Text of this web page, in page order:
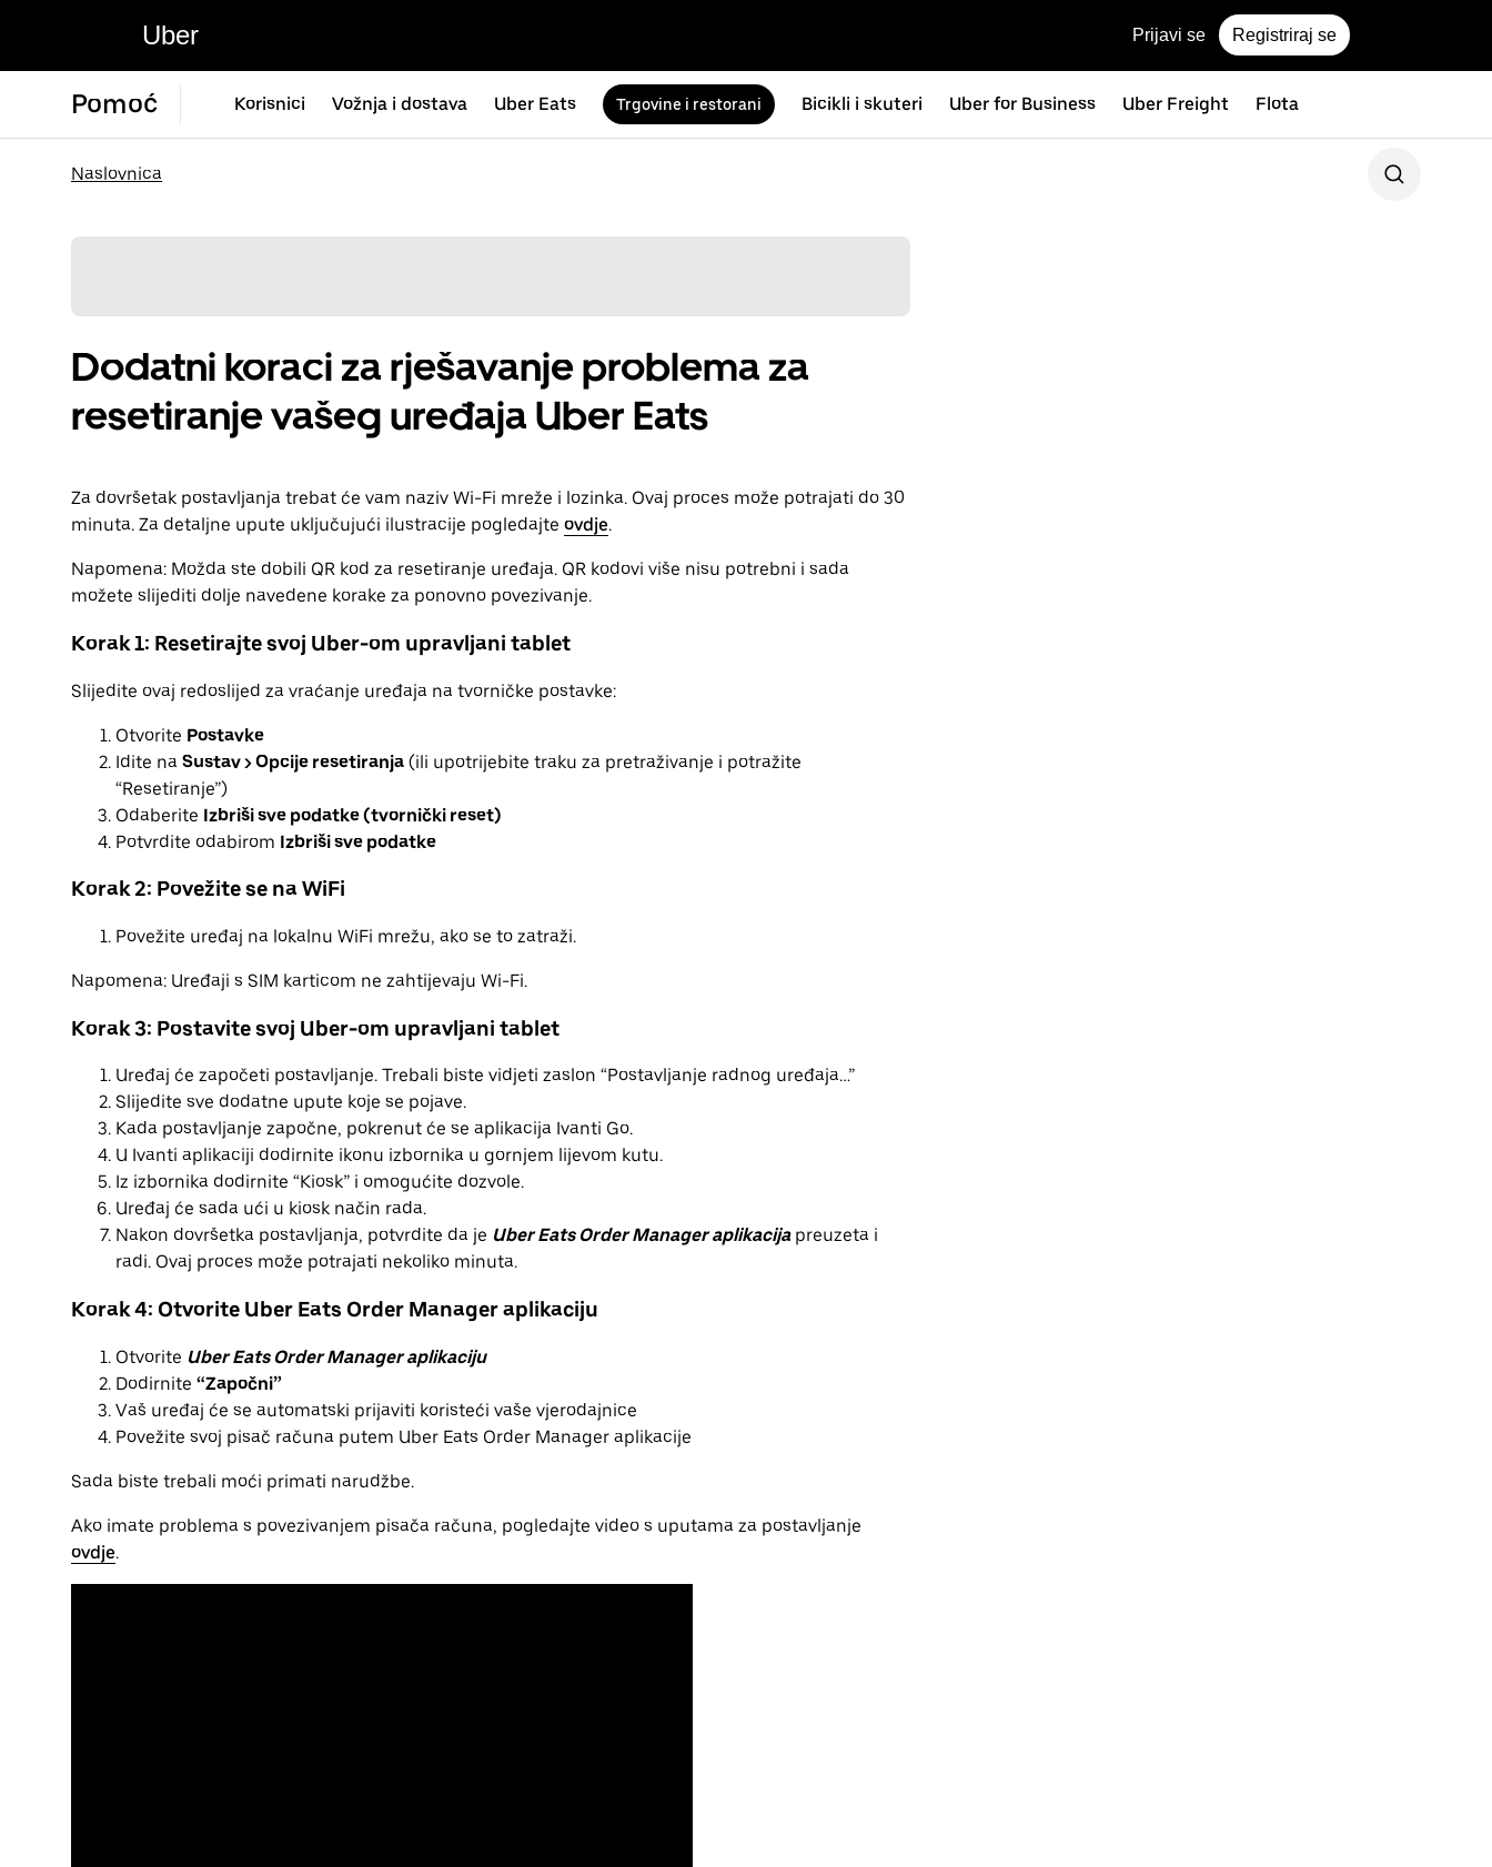
Uber Prijavi se Registriraj se
Pomoć Korisnici Vožnja i dostava Uber Eats Trgovine i restorani Bicikli i skuteri Uber for Business Uber Freight Flota
Naslovnica
Dodatni koraci za rješavanje problema za
resetiranje vašeg uređaja Uber Eats
Za dovršetak postavljanja trebat će vam naziv Wi-Fi mreže i lozinka. Ovaj proces može potrajati do 30
minuta. Za detaljne upute uključujući ilustracije pogledajte ovdje.
Napomena: Možda ste dobili QR kod za resetiranje uređaja. QR kodovi više nisu potrebni i sada
možete slijediti dolje navedene korake za ponovno povezivanje.
Korak 1: Resetirajte svoj Uber-om upravljani tablet
Slijedite ovaj redoslijed za vraćanje uređaja na tvorničke postavke:
Otvorite Postavke
Idite na Sustav > Opcije resetiranja (ili upotrijebite traku za pretraživanje i potražite
“Resetiranje”)
Odaberite Izbriši sve podatke (tvornički reset)
Potvrdite odabirom Izbriši sve podatke
Korak 2: Povežite se na WiFi
Povežite uređaj na lokalnu WiFi mrežu, ako se to zatraži.
Napomena: Uređaji s SIM karticom ne zahtijevaju Wi-Fi.
Korak 3: Postavite svoj Uber-om upravljani tablet
Uređaj će započeti postavljanje. Trebali biste vidjeti zaslon “Postavljanje radnog uređaja…”
Slijedite sve dodatne upute koje se pojave.
Kada postavljanje započne, pokrenut će se aplikacija Ivanti Go.
U Ivanti aplikaciji dodirnite ikonu izbornika u gornjem lijevom kutu.
Iz izbornika dodirnite “Kiosk” i omogućite dozvole.
Uređaj će sada ući u kiosk način rada.
Nakon dovršetka postavljanja, potvrdite da je Uber Eats Order Manager aplikacijapreuzeta i
radi. Ovaj proces može potrajati nekoliko minuta.
Korak 4: Otvorite Uber Eats Order Manager aplikaciju
Otvorite Uber Eats Order Manager aplikaciju
Dodirnite “Započni”
Vaš uređaj će se automatski prijaviti koristeći vaše vjerodajnice
Povežite svoj pisač računa putem Uber Eats Order Manager aplikacije
Sada biste trebali moći primati narudžbe.
Ako imate problema s povezivanjem pisača računa, pogledajte video s uputama za postavljanje
ovdje.